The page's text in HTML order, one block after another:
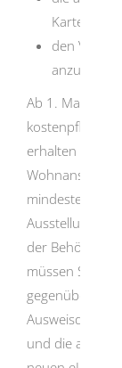
Karte
den
anzuzeigen.
Ab 1. Mai 2025
erhalten das
Wohnanschrift
mindestens 16.
Ausstellung
der Behörde
müssen Sie
gegenüber dem
und die alte